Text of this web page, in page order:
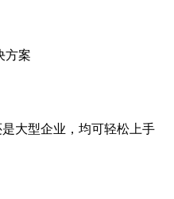
方案
大型企业，均可轻松上手